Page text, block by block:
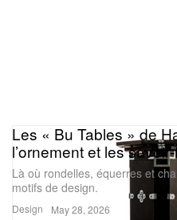
Design
Les « Bu Tables » de
l’ornement et les
Là où rondelles, équerres et
motifs de design.
May 28, 2026